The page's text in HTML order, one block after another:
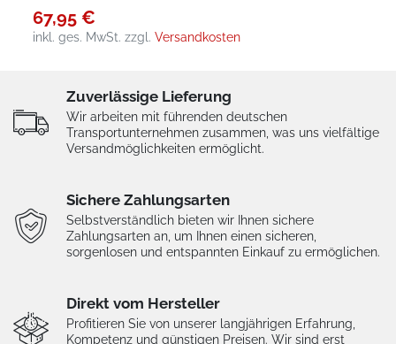
67,95 €
inkl. ges. MwSt. zzgl.Versandkosten
Zuverlässige Lieferung
Wir arbeiten mit führenden deutschen
Transportunternehmen zusammen, was uns vielfältige
Versandmöglichkeiten ermöglicht.
Sichere Zahlungsarten
Selbstverständlich bieten wir Ihnen sichere
Zahlungsarten an, um Ihnen einen sicheren,
sorgenlosen und entspannten Einkauf zu ermöglichen.
Direkt vom Hersteller
Profitieren Sie von unserer langjährigen Erfahrung,
Kompetenz und günstigen Preisen. Wir sind erst